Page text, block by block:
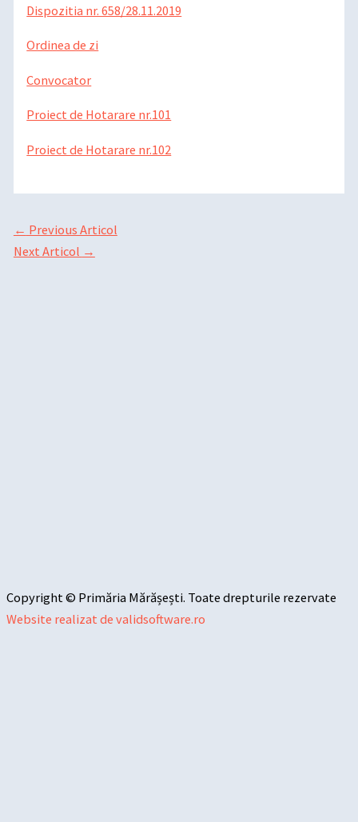
Dispozitia nr. 658/28.11.2019
Ordinea de zi
Convocator
Proiect de Hotarare nr.101
Proiect de Hotarare nr.102
← Previous Articol
Next Articol →
Copyright © Primăria Mărășești. Toate drepturile rezervate
Website realizat de validsoftware.ro